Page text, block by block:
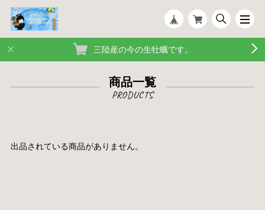
三陸産の今の生牡蠣です。
商品一覧
出品されている商品がありません。